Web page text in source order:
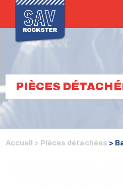
PIÈCES
Accueil > Pièces détachées >